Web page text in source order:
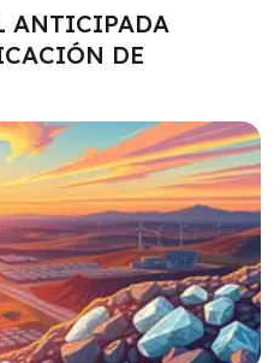
ANTICIPADA
DE